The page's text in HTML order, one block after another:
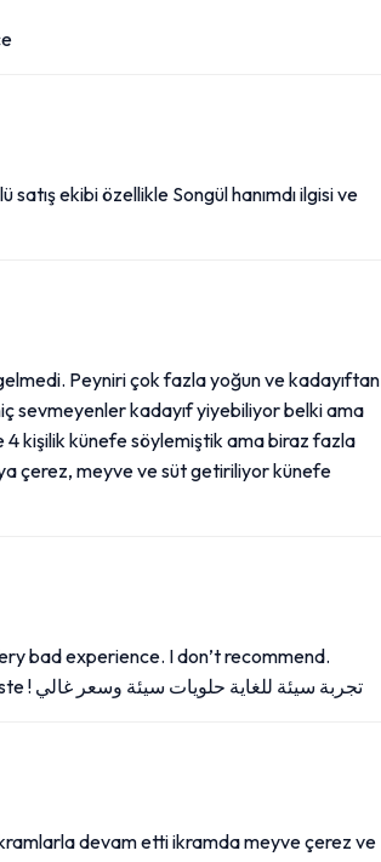
ekibi özellikle Songül hanımdı ilgisi ve
Peyniri çok fazla yoğun ve kadayıftan
sevmeyenler kadayıf yiyebiliyor belki ama
kişilik künefe söylemiştik ama biraz fazla
çerez, meyve ve süt getiriliyor künefe
bad experience. I don’t recommend.
Expensive for nothing ! 1 pc of baklava TL490. And bad taste ! تجربة سيئة للغاية حلويات سيئة وسعر غالي
devam etti ikramda meyve çerez ve